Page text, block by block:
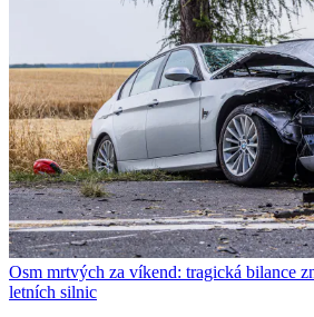
Osm mrtvých za víkend: tragická bilance
letních silnic